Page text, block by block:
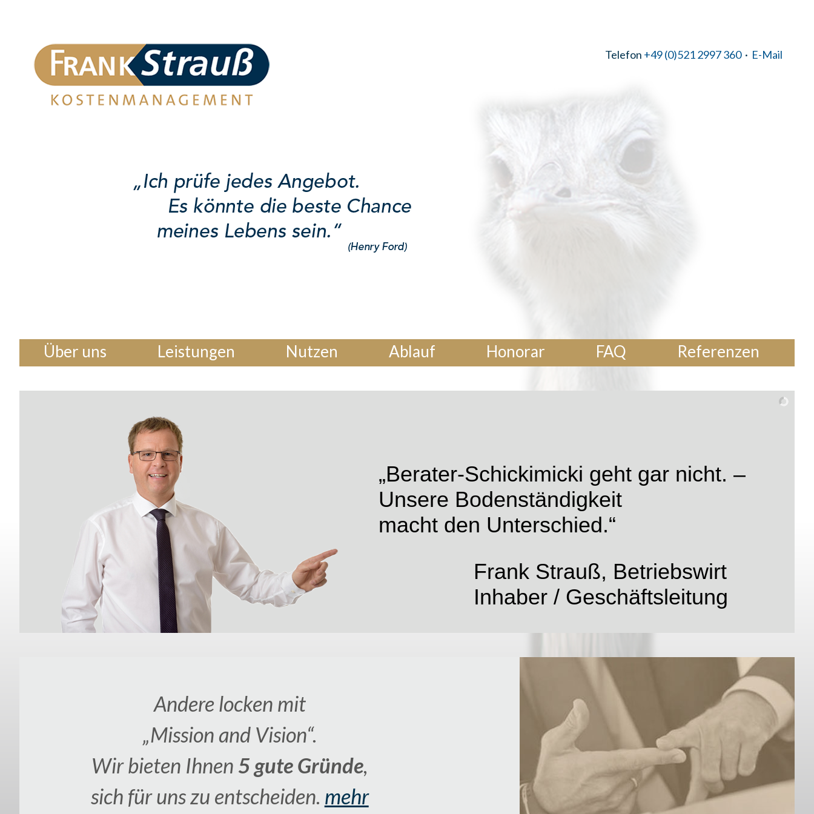
Telefon +49 (0)521 2997 360· E-Mail
Inhalt
Über uns Leistungen Nutzen Ablauf Honorar FAQ Referenzen
„Berater-Schickimicki geht gar nicht. –
Unsere Bodenständigkeit
macht den Unterschied.“
Frank Strauß, Betriebswirt
Inhaber / Geschäftsleitung
Andere locken mit
„Mission and Vision“.
Wir bieten Ihnen 5 gute Gründe,
sich für uns zu entscheiden. mehr